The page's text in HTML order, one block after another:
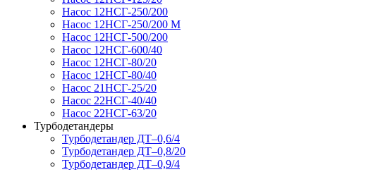
Насос 12НСГ-250/200
Насос 12НСГ-250/200 М
Насос 12НСГ-500/200
Насос 12НСГ-600/40
Насос 12НСГ-80/20
Насос 12НСГ-80/40
Насос 21НСГ-25/20
Насос 22НСГ-40/40
Насос 22НСГ-63/20
Турбодетандеры
Турбодетандер ДТ–0,6/4
Турбодетандер ДТ–0,8/20
Турбодетандер ДТ–0,9/4